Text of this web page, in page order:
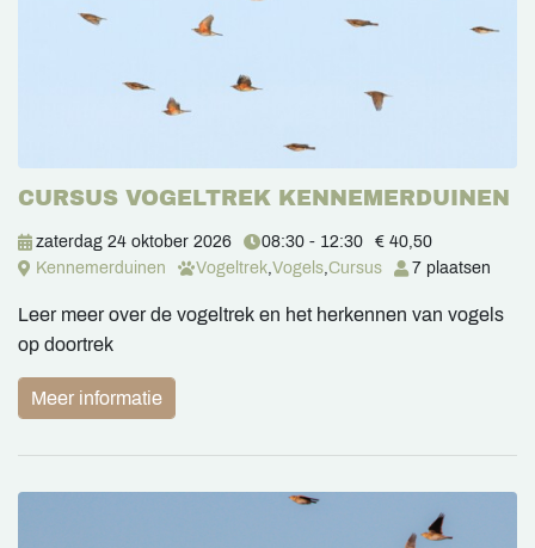
CURSUS VOGELTREK KENNEMERDUINEN
zaterdag 24 oktober 2026 08:30 - 12:30
€ 40,50
Kennemerduinen
Vogeltrek,Vogels,Cursus 7 plaatsen
Leer meer over de vogeltrek en het herkennen van vogels
op doortrek
Meer informatie